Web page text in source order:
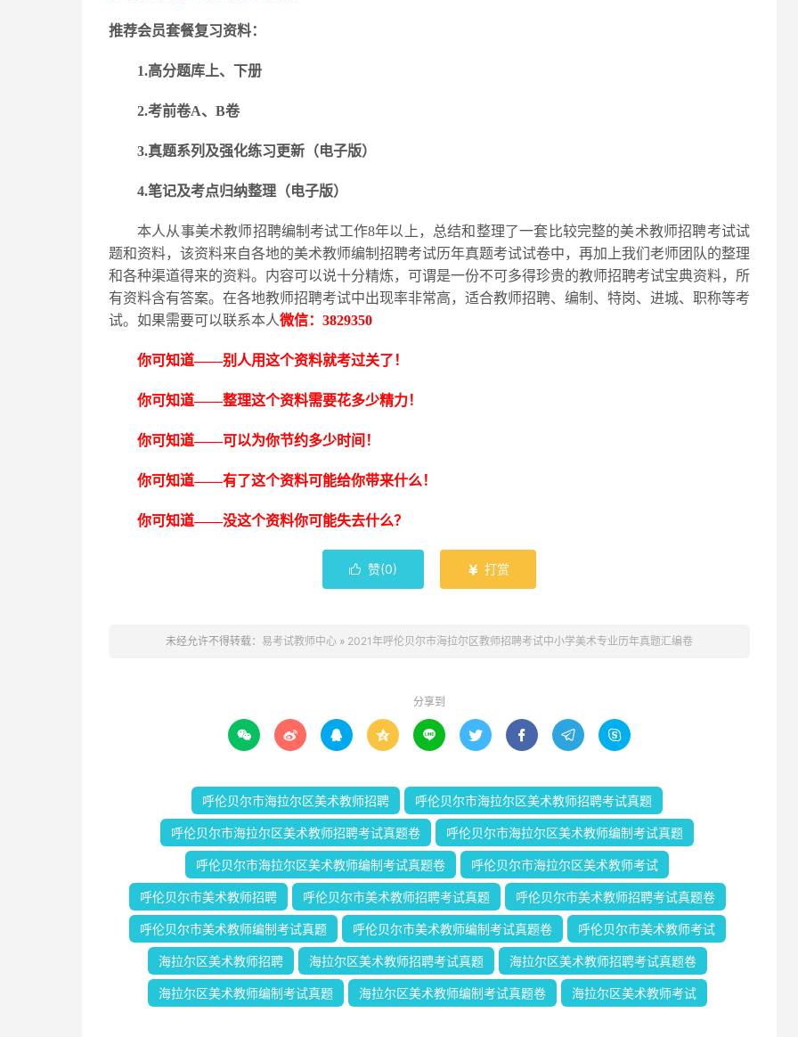
推荐会员套餐复习资料：
1.高分题库上、下册
2.考前卷A、B卷
3.真题系列及强化练习更新 （电子版）
4.笔记及考点归纳整理（电子版）
本人从事美术教师招聘编制考试工作8年以上，总结和整理了一套比较完整的美术教师招聘考试试
题和资料，该资料来自各地的美术教师编制招聘考试历年真题考试试卷中，再加上我们老师团队的整理
和各种渠道得来的资料。内容可以说十分精炼，可谓是一份不可多得珍贵的教师招聘考试宝典资料，所
有资料含有答案。在各地教师招聘考试中出现率非常高，适合教师招聘、编制、特岗、进城、职称等考
试。如果需要可以联系本人微信： 3829350
你可知道——别人用这个资料就考过关了！
你可知道——整理这个资料需要花多少精力！
你可知道——可以为你节约多少时间！
你可知道——有了这个资料可能给你带来什么！
你可知道——没这个资料你可能失去什么？
 赞(0)  打赏
未经允许不得转载： 易考试教师中心 » 2021年呼伦贝尔市海拉尔区教师招聘考试中小学美术专业历年真题汇编卷
分享到
        
呼伦贝尔市海拉尔区美术教师招聘 呼伦贝尔市海拉尔区美术教师招聘考试真题
呼伦贝尔市海拉尔区美术教师招聘考试真题卷 呼伦贝尔市海拉尔区美术教师编制考试真题
呼伦贝尔市海拉尔区美术教师编制考试真题卷 呼伦贝尔市海拉尔区美术教师考试
呼伦贝尔市美术教师招聘 呼伦贝尔市美术教师招聘考试真题 呼伦贝尔市美术教师招聘考试真题卷
呼伦贝尔市美术教师编制考试真题 呼伦贝尔市美术教师编制考试真题卷 呼伦贝尔市美术教师考试
海拉尔区美术教师招聘 海拉尔区美术教师招聘考试真题 海拉尔区美术教师招聘考试真题卷
海拉尔区美术教师编制考试真题 海拉尔区美术教师编制考试真题卷 海拉尔区美术教师考试